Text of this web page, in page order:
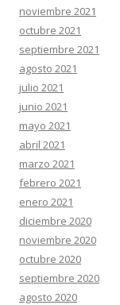
noviembre 2021
octubre 2021
septiembre 2021
agosto 2021
julio 2021
junio 2021
mayo 2021
abril 2021
marzo 2021
febrero 2021
enero 2021
diciembre 2020
noviembre 2020
octubre 2020
septiembre 2020
agosto 2020